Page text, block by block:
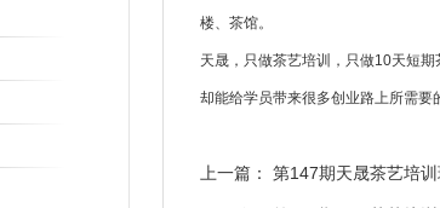
楼、茶馆。
天晟，只做茶艺培训，只做10天短
却能给学员带来很多创业路上所需要
上一篇： 第147期天晟茶艺培